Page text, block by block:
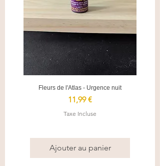
Fleurs de l'Atlas - Urgence nuit
Prix
11,99 €
Taxe Incluse
Ajouter au panier